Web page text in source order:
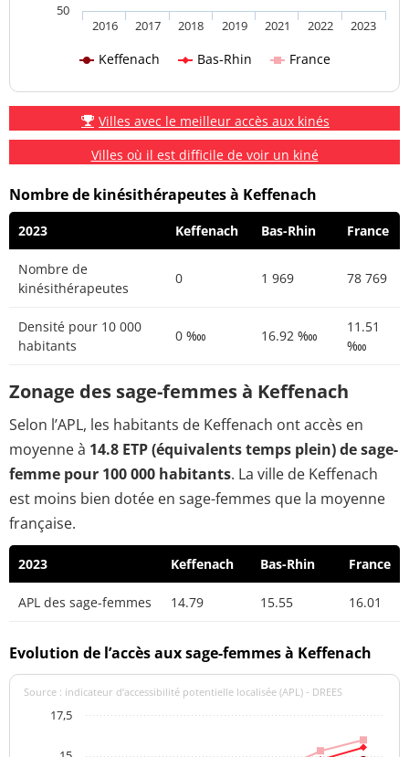
Keffenach Bas-Rhin France
2016 2017 2018 2019 2021 2022 2023
50
Villes avec le meilleur accès aux kinés
Villes où il est difficile de voir un kiné
Nombre de kinésithérapeutes à Keffenach
2023 Keffenach Bas-Rhin France
Nombre de
kinésithérapeutes
0 1 969 78 769
Densité pour 10 000
habitants
0 ‱ 16.92 ‱
11.51
‱
Zonage des sage-femmes à Keffenach
Selon l’APL, les habitants de Keffenach ont accès en
moyenne à 14.8 ETP (équivalents temps plein) de sage-
femme pour 100 000 habitants. La ville de Keffenach
est moins bien dotée en sage-femmes que la moyenne
française.
2023 Keffenach Bas-Rhin France
APL des sage-femmes 14.79 15.55 16.01
Evolution de l’accès aux sage-femmes à Keffenach
Source : indicateur d’accessibilité potentielle localisée (APL) - DREES
17,5